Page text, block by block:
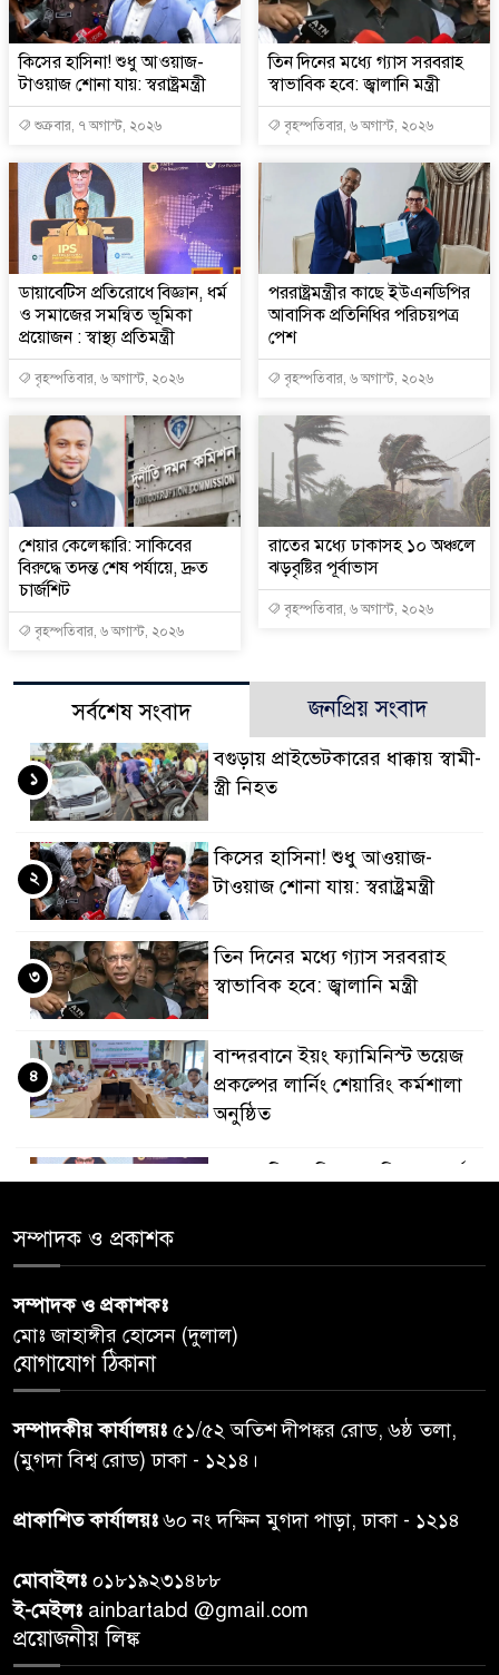
কিসের হাসিনা! শুধু আওয়াজ-
টাওয়াজ শোনা যায়: স্বরাষ্ট্রমন্ত্রী
শুক্রবার, ৭ অগাস্ট, ২০২৬
তিন দিনের মধ্যে গ্যাস সরবরাহ
স্বাভাবিক হবে: জ্বালানি মন্ত্রী
বৃহস্পতিবার, ৬ অগাস্ট, ২০২৬
ডায়াবেটিস প্রতিরোধে বিজ্ঞান, ধর্ম
ও সমাজের সমন্বিত ভূমিকা
প্রয়োজন : স্বাস্থ্য প্রতিমন্ত্রী
বৃহস্পতিবার, ৬ অগাস্ট, ২০২৬
পররাষ্ট্রমন্ত্রীর কা‌ছে ইউএনডিপির
আবাসিক প্রতিনিধির পরিচয়পত্র
পেশ
বৃহস্পতিবার, ৬ অগাস্ট, ২০২৬
শেয়ার কেলেঙ্কারি: সাকিবের
বিরুদ্ধে তদন্ত শেষ পর্যায়ে, দ্রুত
চার্জশিট
বৃহস্পতিবার, ৬ অগাস্ট, ২০২৬
রাতের মধ্যে ঢাকাসহ ১০ অঞ্চলে
ঝড়বৃষ্টির পূর্বাভাস
বৃহস্পতিবার, ৬ অগাস্ট, ২০২৬
সর্বশেষ সংবাদ জনপ্রিয় সংবাদ
বগুড়ায় প্রাইভেটকারের ধাক্কায় স্বামী-
স্ত্রী নিহত
১
কিসের হাসিনা! শুধু আওয়াজ-
টাওয়াজ শোনা যায়: স্বরাষ্ট্রমন্ত্রী
২
তিন দিনের মধ্যে গ্যাস সরবরাহ
স্বাভাবিক হবে: জ্বালানি মন্ত্রী
৩
বান্দরবানে ইয়ং ফ্যামিনিস্ট ভয়েজ
প্রকল্পের লার্নিং শেয়ারিং কর্মশালা
অনুষ্ঠিত
৪
পেশ
৬
তদন্ত শেষ পর্যায়ে, দ্রুত চার্জশিট
৭
রাতের মধ্যে ঢাকাসহ ১০ অঞ্চলে
ঝড়বৃষ্টির পূর্বাভাস
৮
প্রধানমন্ত্রীর সঙ্গে দেখা করে স্বপ্নপূরণ
উপহার
৯
সম্পাদক ও প্রকাশক
সম্পাদক ও প্রকাশকঃ
মোঃ জাহাঙ্গীর হোসেন (দুলাল)
যোগাযোগ ঠিকানা
সম্পাদকীয় কার্যালয়ঃ ৫১/৫২ অতিশ দীপঙ্কর রোড, ৬ষ্ঠ তলা,
(মুগদা বিশ্ব রোড) ঢাকা - ১২১৪।
প্রাকাশিত কার্যালয়ঃ৬০ নং দক্ষিন মুগদা পাড়া, ঢাকা - ১২১৪
মোবাইলঃ ০১৮১৯২৩১৪৮৮
ই-মেইলঃ ainbartabd @gmail.com
প্রয়োজনীয় লিঙ্ক